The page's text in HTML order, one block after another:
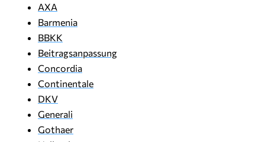
AXA
Barmenia
BBKK
Beitragsanpassung
Concordia
Continentale
DKV
Generali
Gothaer